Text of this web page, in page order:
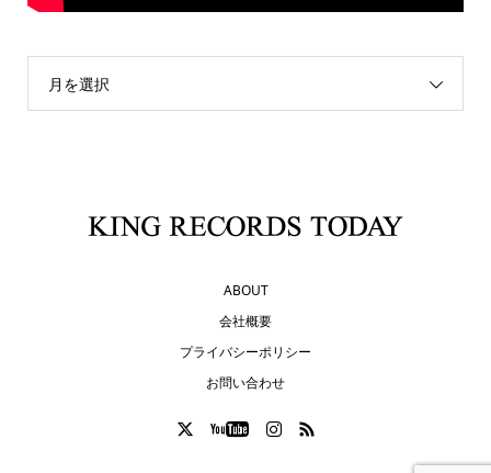
月を選択
ABOUT
会社概要
プライバシーポリシー
お問い合わせ